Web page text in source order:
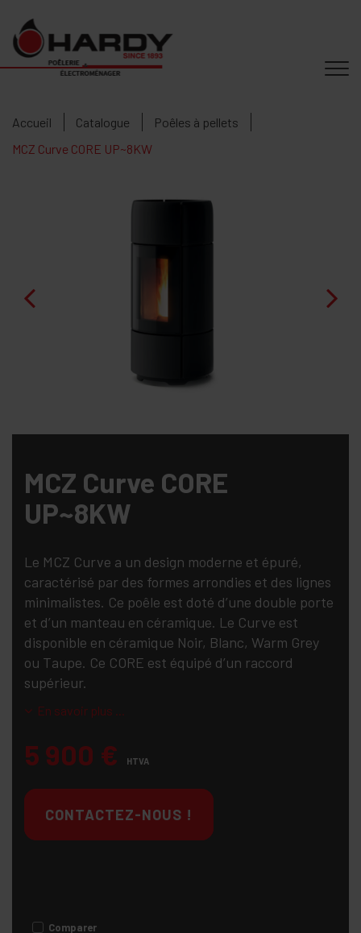
Accueil Catalogue
Poêles à pellets
MCZ Curve CORE UP~8KW
MCZ Curve CORE
UP~8KW
Le MCZ Curve a un design moderne et épuré,
caractérisé par des formes arrondies et des lignes
minimalistes. Ce poêle est doté d’une double porte
et d’un manteau en céramique. Le Curve est
disponible en céramique Noir, Blanc, Warm Grey
ou Taupe. Ce CORE est équipé d’un raccord
supérieur.
En savoir plus ...
5 900 € HTVA
CONTACTEZ-NOUS !
Comparer